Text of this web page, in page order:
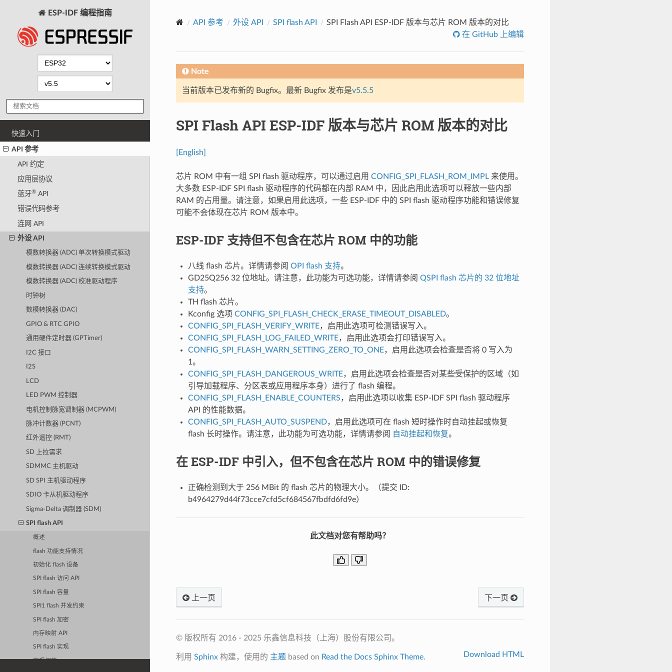
ESP-IDF 编程指南
快速入门
API 参考
API 约定
应用层协议
蓝牙®API
错误代码参考
连网 API
外设 API
模数转换器 (ADC) 单次转换模式驱动
模数转换器 (ADC) 连续转换模式驱动
模数转换器 (ADC) 校准驱动程序
时钟树
数模转换器 (DAC)
GPIO & RTC GPIO
通用硬件定时器 (GPTimer)
I2C 接口
I2S
LCD
LED PWM 控制器
电机控制脉宽调制器 (MCPWM)
脉冲计数器 (PCNT)
红外遥控 (RMT)
SD 上拉需求
SDMMC 主机驱动
SD SPI 主机驱动程序
SDIO 卡从机驱动程序
Sigma-Delta 调制器 (SDM)
SPI flash API
概述
flash 功能支持情况
初始化 flash 设备
SPI flash 访问 API
SPI flash 容量
SPI1 flash 并发约束
SPI flash 加密
内存映射 API
SPI flash 实现
实现细节
API 参考 外设 API SPI flash API
SPI Flash API ESP-IDF 版本与芯片 ROM 版本的对比
在 GitHub 上编辑
Note
当前版本已发布新的 Bugfix。最新 Bugfix 发布是v5.5.5
SPI Flash API ESP-IDF 版本与芯片 ROM 版本的对比
[English]
芯片 ROM 中有一组 SPI flash 驱动程序，可以通过启用 CONFIG_SPI_FLASH_ROM_IMPL来使用。
大多数 ESP-IDF SPI flash 驱动程序的代码都在内部 RAM 中，因此启用此选项可以释放一些内部
RAM 的占用量。请注意，如果启用此选项，一些 ESP-IDF 中的 SPI flash 驱动程序功能和错误修复
可能不会体现在芯片 ROM 版本中。
ESP-IDF 支持但不包含在芯片 ROM 中的功能
八线 flash 芯片。详情请参阅 OPI flash 支持。
GD25Q256 32 位地址。请注意，此功能为可选功能，详情请参阅 QSPI flash 芯片的 32 位地址
支持。
TH flash 芯片。
Kconfig 选项 CONFIG_SPI_FLASH_CHECK_ERASE_TIMEOUT_DISABLED。
CONFIG_SPI_FLASH_VERIFY_WRITE，启用此选项可检测错误写入。
CONFIG_SPI_FLASH_LOG_FAILED_WRITE，启用此选项会打印错误写入。
CONFIG_SPI_FLASH_WARN_SETTING_ZERO_TO_ONE，启用此选项会检查是否将 0 写入为
1。
CONFIG_SPI_FLASH_DANGEROUS_WRITE，启用此选项会检查是否对某些受保护的区域（如
引导加载程序、分区表或应用程序本身）进行了 flash 编程。
CONFIG_SPI_FLASH_ENABLE_COUNTERS，启用此选项以收集 ESP-IDF SPI flash 驱动程序
API 的性能数据。
CONFIG_SPI_FLASH_AUTO_SUSPEND，启用此选项可在 flash 短时操作时自动挂起或恢复
flash 长时操作。请注意，此功能为可选功能，详情请参阅
自动挂起和恢复。
在 ESP-IDF 中引入，但不包含在芯片 ROM 中的错误修复
正确检测到大于 256 MBit 的 flash 芯片的物理大小。（提交 ID:
b4964279d44f73cce7cfd5cf684567fbdfd6fd9e）
此文档对您有帮助吗？
上一页 下一页
© 版权所有 2016 - 2025 乐鑫信息科技（上海）股份有限公司。
利用 Sphinx构建，使用的 主题 based on Read the Docs Sphinx Theme. Download HTML